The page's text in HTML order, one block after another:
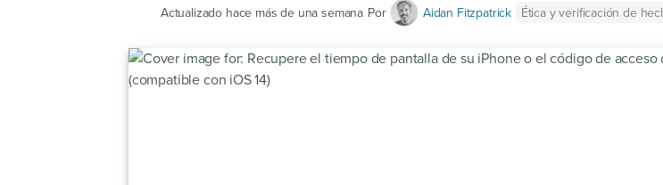
Actualizado hace más de una semana Por Aidan Fitzpatrick Ética y verificación de